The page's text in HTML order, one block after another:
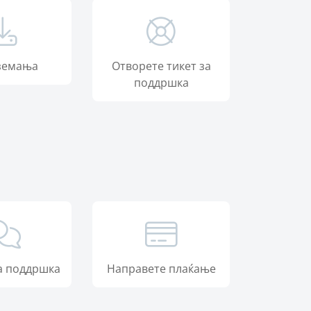
Отворете тикет за
поддршка
поддршка Направете плаќање